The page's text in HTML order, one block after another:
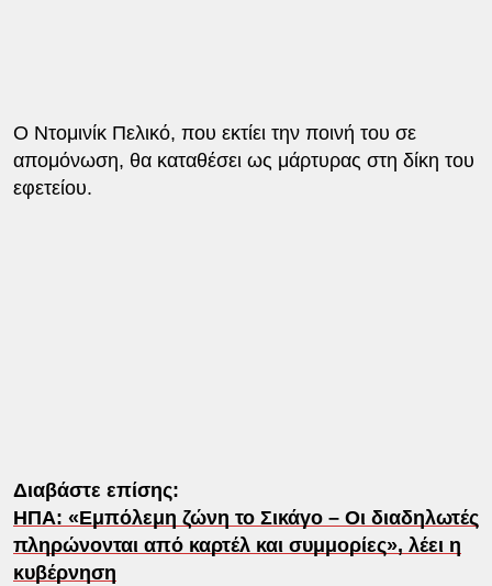
Ο Ντομινίκ Πελικό, που εκτίει την ποινή του σε
απομόνωση, θα καταθέσει ως μάρτυρας στη δίκη του
εφετείου.
Διαβάστε επίσης:
ΗΠΑ: «Εμπόλεμη ζώνη το Σικάγο – Οι διαδηλωτές
πληρώνονται από καρτέλ και συμμορίες», λέει η
κυβέρνηση